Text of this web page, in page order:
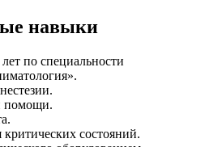
навыки
по специальности
помощи.
состояний.